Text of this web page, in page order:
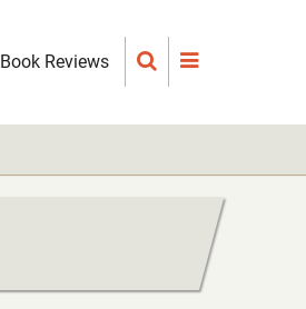
Book Reviews